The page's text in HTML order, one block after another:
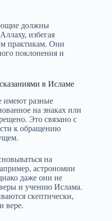
должны
избегая
практикам. Они
поклонения и
в Исламе
имеют разные
на знаках или
Это связано с
к обращению
на
астрономии
даже они не
и учению Ислама.
скептически,
вере.